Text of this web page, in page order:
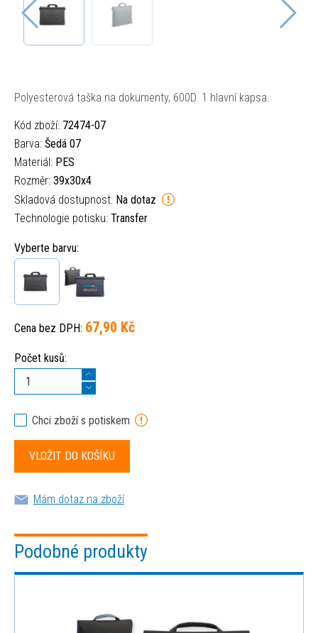
Polyesterová taška na dokumenty, 600D. 1 hlavní kapsa.
Kód zboží: 72474-07
Barva: Šedá 07
Materiál: PES
Rozměr: 39x30x4
Skladová dostupnost: Na dotaz
Technologie potisku: Transfer
Vyberte barvu:
Cena bez DPH: 67,90 Kč
Počet kusů:
Chci zboží s potiskem
Mám dotaz na zboží
Podobné produkty